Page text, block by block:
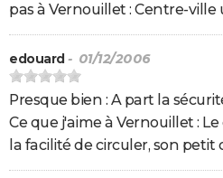
pas à Vernouillet : Centre-
edouard - 01/12/2006
Presque bien : A part la
Ce que j'aime à Vernouillet :
la facilité de circuler, son petit